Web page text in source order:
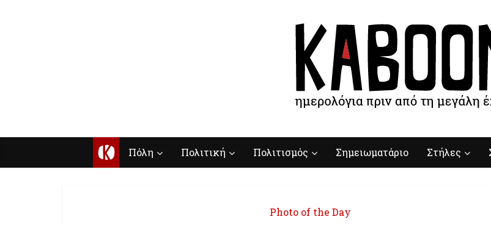
Κ Πόλη Πολιτική Πολιτισμός Σημειωματάριο Στήλες
Photo of the Day